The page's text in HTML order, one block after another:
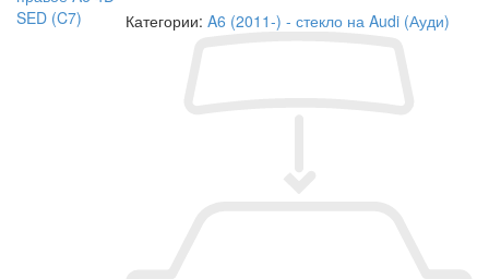
Категории: A6 (2011-) - стекло на Audi (Ауди)